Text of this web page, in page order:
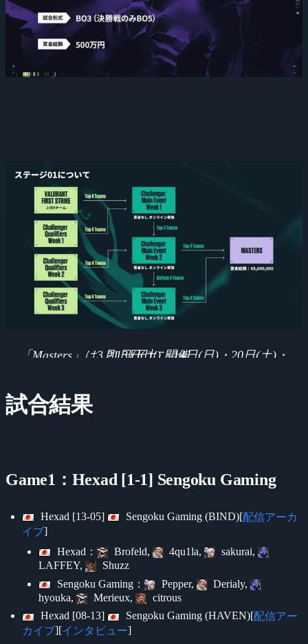
「Masters」は3月13日(土)・14日(日)・20日(土)・21日(日)に開催。
試合結果
Game1：Hexad [1-1] Sengoku Gaming
Hexad [13-05] Sengoku Gaming (BIND)[配信アーカ
イブ]
Hexad：
Brofeld, 4qu1la,
sakurai,
LAFFEY,
Shuzz
Sengoku Gaming：
Pepper,
Derialy,
hyouka,
Merieux,
citrous
Hexad [08-13]
Sengoku Gaming (HAVEN)[配信アー
カイブ][インタビュー]